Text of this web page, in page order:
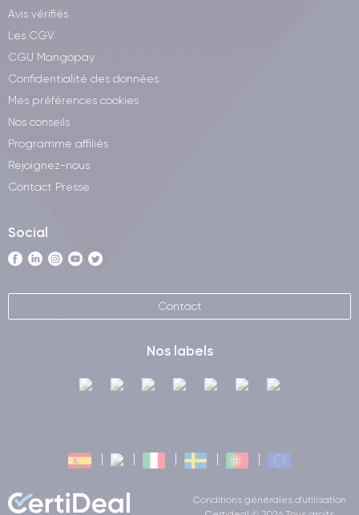
Avis vérifiés
Les CGV
CGU Mangopay
Confidentialité des données
Mes préférences cookies
Nos conseils
Programme affiliés
Rejoignez-nous
Contact Presse
Social
Contact
Nos labels
Conditions générales d'utilisation